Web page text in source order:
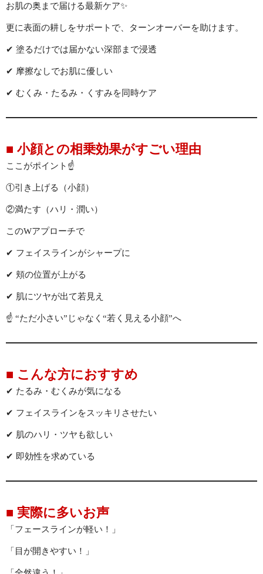
お肌の奥まで届ける最新ケア✨
更に表面の耕しをサポートで、ターンオーバーを助けます。
✔ 塗るだけでは届かない深部まで浸透
✔ 摩擦なしでお肌に優しい
✔ むくみ・たるみ・くすみを同時ケア
■ 小顔との相乗効果がすごい理由
ここがポイント☝️
①引き上げる（小顔）
②満たす（ハリ・潤い）
このWアプローチで
✔ フェイスラインがシャープに
✔ 頬の位置が上がる
✔ 肌にツヤが出て若見え
☝️ “ただ小さい”じゃなく“若く見える小顔”へ
■ こんな方におすすめ
✔ たるみ・むくみが気になる
✔ フェイスラインをスッキリさせたい
✔ 肌のハリ・ツヤも欲しい
✔ 即効性を求めている
■ 実際に多いお声
「フェースラインが軽い！」
「目が開きやすい！」